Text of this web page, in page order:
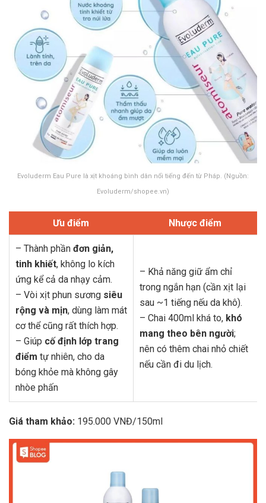
Evoluderm Eau Pure là xịt khoáng bình dân nổi tiếng đến từ Pháp. (Nguồn:
Evoluderm/shopee.vn)
Ưu điểm Nhược điểm
– Thành phần đơn giản,
tinh khiết, không lo kích
ứng kể cả da nhạy cảm.
– Vòi xịt phun sương siêu
rộng và mịn, dùng làm mát
cơ thể cũng rất thích hợp.
– Giúp cố định lớp trang
điểm tự nhiên, cho da
bóng khỏe mà không gây
nhòe phấn
– Khả năng giữ ẩm chỉ
trong ngắn hạn (cần xịt lại
sau ~1 tiếng nếu da khô).
– Chai 400ml khá to, khó
mang theo bên người;
nên có thêm chai nhỏ chiết
nếu cần đi du lịch.
Giá tham khảo: 195.000 VNĐ/150ml